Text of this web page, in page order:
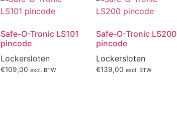
Safe-O-Tronic LS101
pincode
Lockersloten
€109,00 excl. BTW
Safe-O-Tronic LS200
pincode
Lockersloten
€139,00 excl. BTW